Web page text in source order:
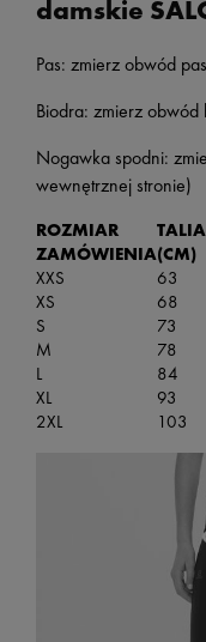
damskie
Pas: zmierz obwód
Biodra: zmierz obwód
Nogawka spodni:
wewnętrznej stronie)
ROZMIAR
ZAMÓWIENIA
TALIA
(CM)
XXS
63
XS
68
S
73
M
78
L
84
XL
93
2XL
103